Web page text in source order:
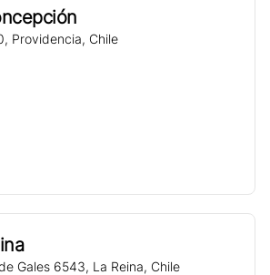
, Providencia, Chile
Gales 6543, La Reina, Chile